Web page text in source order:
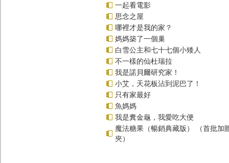
一起看電影
思念之屋
哪裡才是我的家？
媽媽築了一個巢
白雪公主和七十七個小矮人
不一樣的仙杜瑞拉
我是諾貝爾研究家！
小艾，天花板沾到泥巴了！
只有家最好
魚媽媽
我是糞金龜，我愛吃大便
魔法糖果（暢銷典藏版） （首批加
夾）